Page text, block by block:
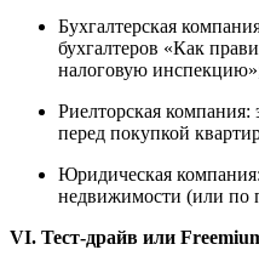
Бухгалтерская
бухгалтеров «Как
налоговую
Риелторская компания:
перед покупкой
Юридическая
недвижимости (или по
VI. Тест-драйв или